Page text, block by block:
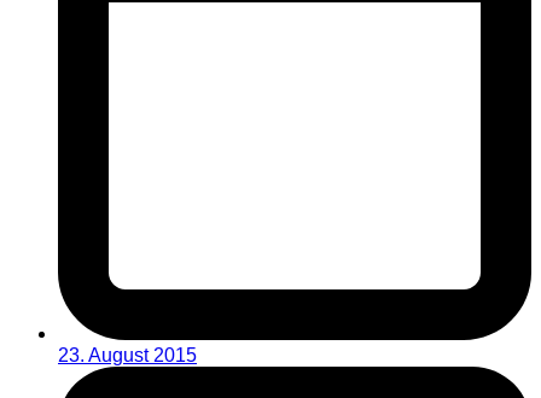
23. August 2015